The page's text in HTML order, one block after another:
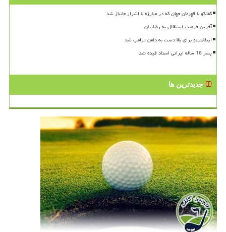
گفتگو با قهرمان جهان که در مبارزه با اشرار جانباز شد
آخرین فرصت استقلال به رضاییان
اینفانتینو برای بقا دست به دامن ترامپ شد
پسر 16 ساله ایرانی استاد فیده شد
جدیدترین ها